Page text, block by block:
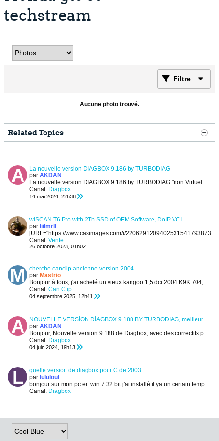
techstream
Filtre
Aucune photo trouvé.
Related Topics
La nouvelle version DIAGBOX 9.186 by TURBODIAG
par AKDAN
La nouvelle version DIAGBOX 9.186 by TURBODIAG "non Virtuel et sans restriction de temps"
Canal: Diagbox
14 mai 2024, 22h38
wiSCAN T6 Pro with 2Tb SSD of OEM Software, DoIP VCI
par liilmrll
[URL="https://www.casimages.com/i/
Canal: Vente
26 octobre 2023, 01h02
cherche canclip ancienne version 2004
par Mastrio
Bonjour à tous, j'ai acheté un vieux kangoo 1,5 dci 2004 K9K 704, mais impossible de rentrer dessus avec ma version de Canclip qui est récente, je...
Canal: Can Clip
04 septembre 2025, 12h41
NOUVELLE VERSİON DİAGBOX 9.188 BY TURBODIAG, meilleure fonctionnalité parmit DIAGBOX
par AKDAN
Bonjour, Nouvelle version 9.188 de Diagbox, avec des correctifs pour les personnes utilisant des systèmes complètement hors ligne....
Canal: Diagbox
04 juin 2024, 19h13
quelle version de diagbox pour C de 2003
par lululoul
bonjour sur mon pc en win 7 32 bit j'ai installé il ya un certain temps diag box jusqu'à la version 8.13 avec le flashage de la vci et l'autre jour...
Canal: Diagbox